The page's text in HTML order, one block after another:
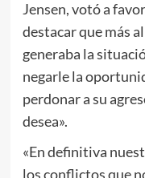
Jensen, votó a
destacar que más
generaba la
negarle la
perdonar a su
desea».
«En definitiva
los conflictos que